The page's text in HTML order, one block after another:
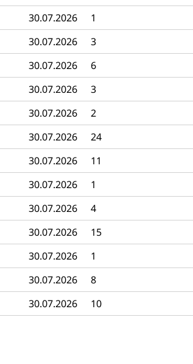
30.07.2026
1
30.07.2026
3
30.07.2026
6
30.07.2026
3
30.07.2026
2
30.07.2026
24
30.07.2026
11
30.07.2026
1
30.07.2026
4
30.07.2026
15
30.07.2026
1
30.07.2026
8
30.07.2026 10
Schulsport, Spitzensport, Breitensport,
Kanton Luzern Offene Sporthallen
Wildtiere, Veterinärmedizin, Tiermedizin,
Hobbytierhaltung und Bienen
Testament, Erbrecht, Erbschaft,
Militärdienstpflicht, Wehrpflicht,
Wehrpflichtersatzabgabe
Armee
Katastrophenhilfe, Polizei, Feuerwehr,
öffentliche Ordnung